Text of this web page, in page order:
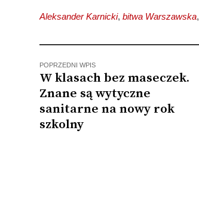
Aleksander Karnicki, bitwa Warszawska,
POPRZEDNI WPIS
W klasach bez maseczek.
Znane są wytyczne
sanitarne na nowy rok
szkolny